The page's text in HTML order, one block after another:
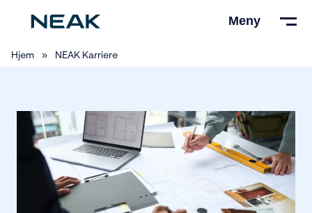
hovedinnhold
Meny
Hjem » NEAK Karriere